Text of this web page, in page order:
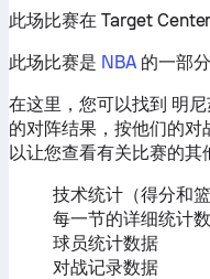
此场比赛在 Target Center
此场比赛是 NBA的一部分
在这里，您可以找到 明
的对阵结果，按他们的
以让您查看有关比赛的其
技术统计（得分和篮
每一节的详细统计
球员统计数据
对战记录数据